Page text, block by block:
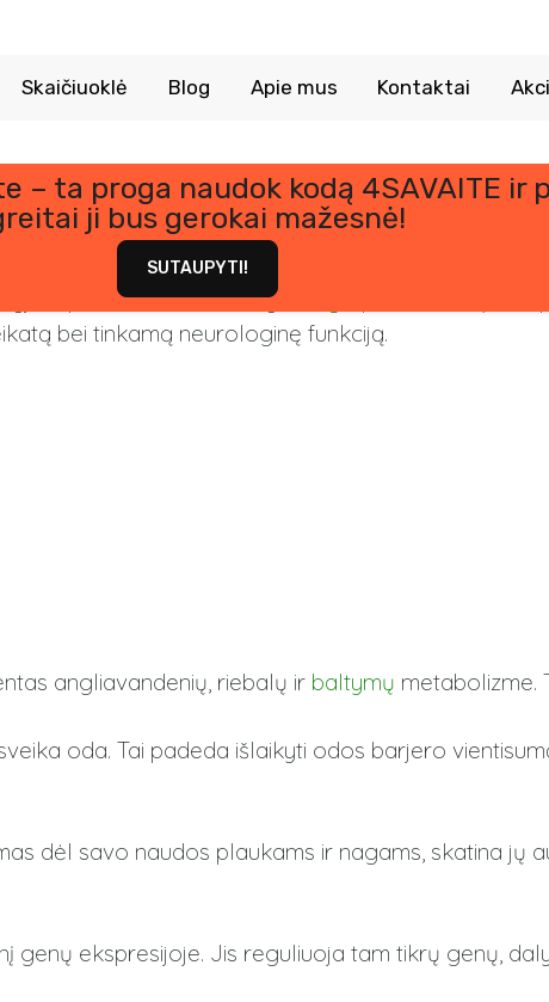
Skaičiuoklė Blog Apie mus Kontaktai
ta proga naudok kodą 4SAVAITE ir
ji bus gerokai mažesnė!
SUTAUPYTI!
Vitaminas B7
tirpus vitaminas, kuris yra
bei tinkamą neurologinę funkciją.
angliavandenių, riebalų ir baltymų metabolizme.
oda. Tai padeda išlaikyti odos barjero
dėl savo naudos plaukams ir nagams, skatina jų
genų ekspresijoje. Jis reguliuoja tam tikrų genų,